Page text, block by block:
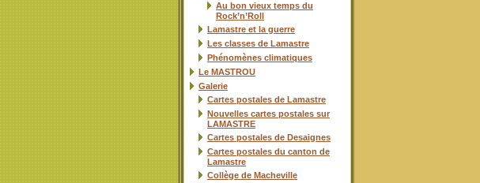
Au bon vieux temps du
Rock’n’Roll
Lamastre et la guerre
Les classes de Lamastre
Phénomènes climatiques
Le MASTROU
Galerie
Cartes postales de Lamastre
Nouvelles cartes postales sur
LAMASTRE
Cartes postales de Desaignes
Cartes postales du canton de
Lamastre
Collège de Macheville